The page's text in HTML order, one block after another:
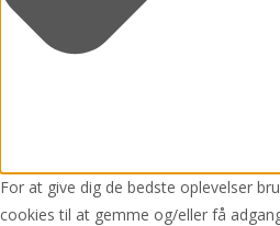
For at give dig de bedste oplevelser
cookies til at gemme og/eller få